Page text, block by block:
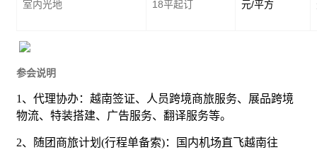
室内光地 18平起订 元/平方
参会说明
1 、代理协办：越南签证、人员跨境商旅服务、展品跨境
物流、特装搭建、 广告服务、翻译服务等。
2、随团商旅计划 (行程单备索)：国内机场直飞越南往